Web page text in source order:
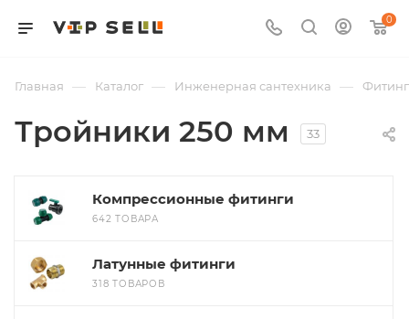
0
Главная — Каталог — Инженерная сантехника —
Тройники 250 мм 33
Компрессионные фитинги
642 ТОВАРА
Латунные фитинги
318 ТОВАРОВ